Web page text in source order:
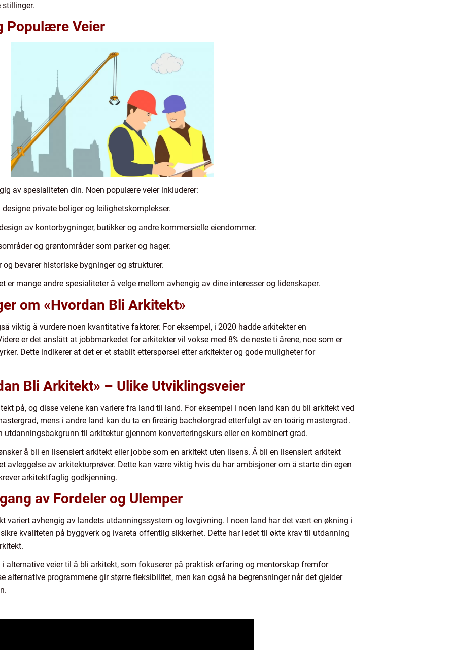
stillinger.
Populære Veier
av spesialiteten din. Noen populære veier inkluderer:
private boliger og leilighetskomplekser.
av kontorbygninger, butikker og andre kommersielle eiendommer.
og grøntområder som parker og hager.
bevarer historiske bygninger og strukturer.
er mange andre spesialiteter å velge mellom avhengig av dine interesser og lidenskaper.
om «Hvordan Bli Arkitekt»
viktig å vurdere noen kvantitative faktorer. For eksempel, i 2020 hadde arkitekter en
er det anslått at jobbmarkedet for arkitekter vil vokse med 8% de neste ti årene, noe som er
Dette indikerer at det er et stabilt etterspørsel etter arkitekter og gode muligheter for
Bli Arkitekt» – Ulike Utviklingsveier
på, og disse veiene kan variere fra land til land. For eksempel i noen land kan du bli arkitekt ved
mens i andre land kan du ta en fireårig bachelorgrad etterfulgt av en toårig mastergrad.
utdanningsbakgrunn til arkitektur gjennom konverteringskurs eller en kombinert grad.
å bli en lisensiert arkitekt eller jobbe som en arkitekt uten lisens. Å bli en lisensiert arkitekt
avleggelse av arkitekturprøver. Dette kan være viktig hvis du har ambisjoner om å starte din egen
arkitektfaglig godkjenning.
av Fordeler og Ulemper
variert avhengig av landets utdanningssystem og lovgivning. I noen land har det vært en økning i
kvaliteten på byggverk og ivareta offentlig sikkerhet. Dette har ledet til økte krav til utdanning
alternative veier til å bli arkitekt, som fokuserer på praktisk erfaring og mentorskap fremfor
alternative programmene gir større fleksibilitet, men kan også ha begrensninger når det gjelder